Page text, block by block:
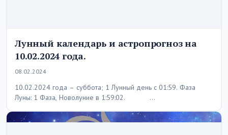
Лунный календарь и астропрогноз на
10.02.2024 года.
08.02.2024
10.02.2024 года – суббота; 1 Лунный день с 01:59. Фаза
Луны: 1 Фаза, Новолуние в 1:59:02. …